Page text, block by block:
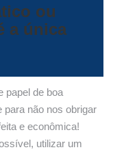
ou
a única
papel de boa
para não nos obrigar
e econômica!
utilizar um